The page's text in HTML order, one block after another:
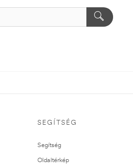
SEGÍTSÉG
Segítség
Oldaltérkép